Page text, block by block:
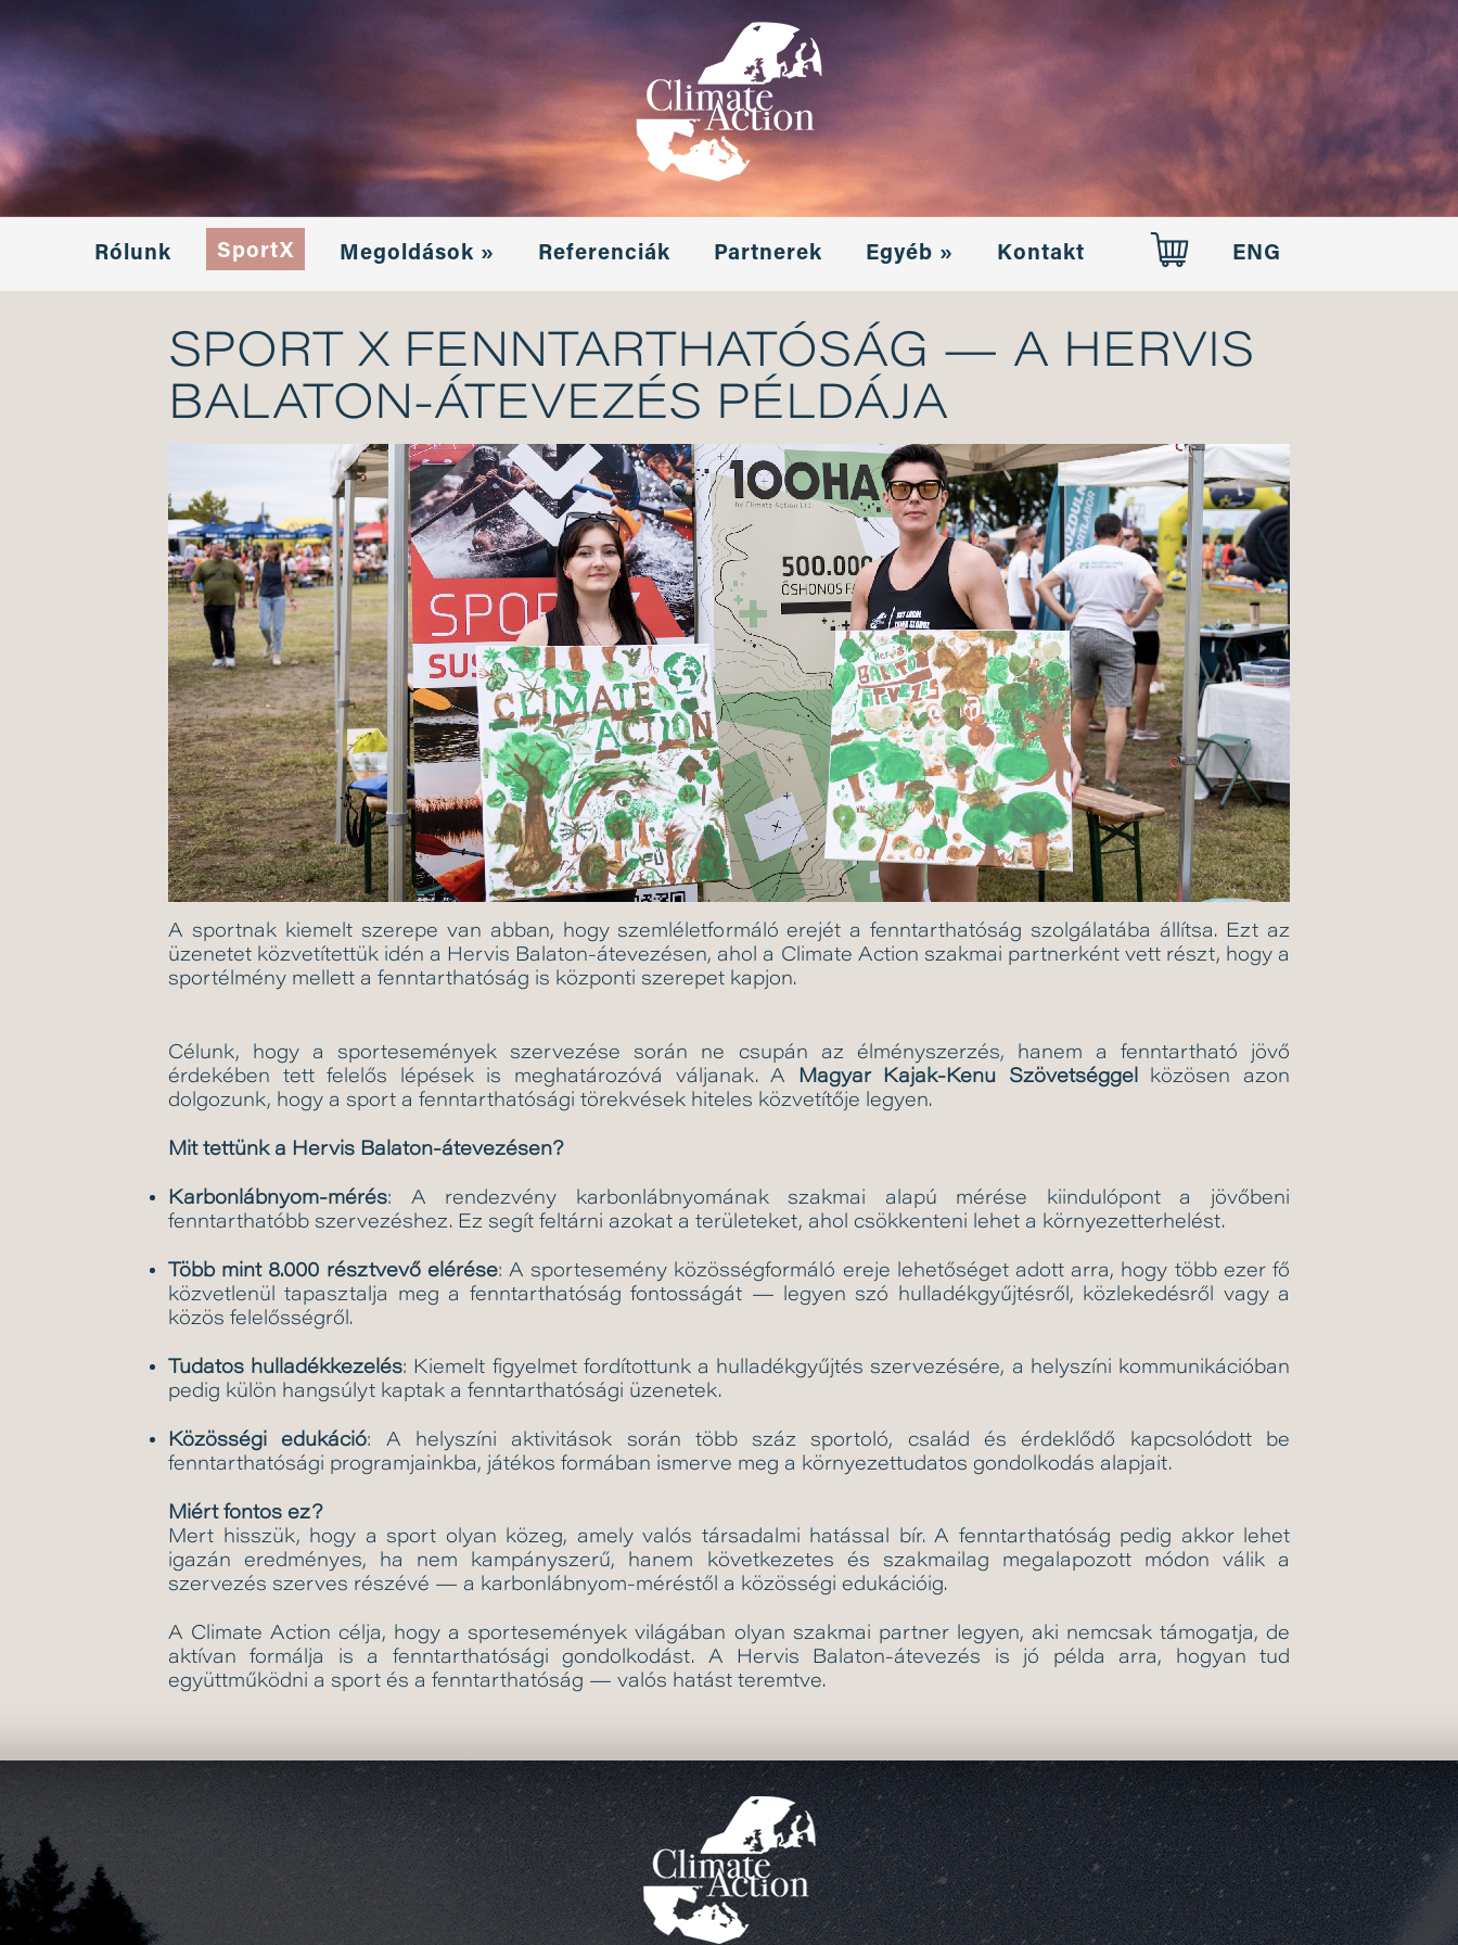
Rólunk SportX Megoldások » Referenciák Partnerek Egyéb » Kontakt ENG
SPORT X FENNTARTHATÓSÁG — A HERVIS
BALATON-ÁTEVEZÉS PÉLDÁJA
A sportnak kiemelt szerepe van abban, hogy szemléletformáló erejét a fenntarthatóság szolgálatába állítsa. Ezt az
üzenetet közvetítettük idén a Hervis Balaton-átevezésen, ahol a Climate Action szakmai partnerként vett részt, hogy a
sportélmény mellett a fenntarthatóság is központi szerepet kapjon.
Célunk, hogy a sportesemények szervezése során ne csupán az élményszerzés, hanem a fenntartható jövő
érdekében tett felelős lépések is meghatározóvá váljanak. A Magyar Kajak-Kenu Szövetséggelközösen azon
dolgozunk, hogy a sport a fenntarthatósági törekvések hiteles közvetítője legyen.
Mit tettünk a Hervis Balaton-átevezésen?
Karbonlábnyom-mérés: A rendezvény karbonlábnyomának szakmai alapú mérése kiindulópont a jövőbeni
fenntarthatóbb szervezéshez. Ez segít feltárni azokat a területeket, ahol csökkenteni lehet a környezetterhelést.
Több mint 8.000 résztvevő elérése: A sportesemény közösségformáló ereje lehetőséget adott arra, hogy több ezer fő
közvetlenül tapasztalja meg a fenntarthatóság fontosságát — legyen szó hulladékgyűjtésről, közlekedésről vagy a
közös felelősségről.
Tudatos hulladékkezelés: Kiemelt figyelmet fordítottunk a hulladékgyűjtés szervezésére, a helyszíni kommunikációban
pedig külön hangsúlyt kaptak a fenntarthatósági üzenetek.
Közösségi edukáció: A helyszíni aktivitások során több száz sportoló, család és érdeklődő kapcsolódott be
fenntarthatósági programjainkba, játékos formában ismerve meg a környezettudatos gondolkodás alapjait.
Miért fontos ez?
Mert hisszük, hogy a sport olyan közeg, amely valós társadalmi hatással bír. A fenntarthatóság pedig akkor lehet
igazán eredményes, ha nem kampányszerű, hanem következetes és szakmailag megalapozott módon válik a
szervezés szerves részévé — a karbonlábnyom-méréstől a közösségi edukációig.
A Climate Action célja, hogy a sportesemények világában olyan szakmai partner legyen, aki nemcsak támogatja, de
aktívan formálja is a fenntarthatósági gondolkodást. A Hervis Balaton-átevezés is jó példa arra, hogyan tud
együttműködni a sport és a fenntarthatóság — valós hatást teremtve.